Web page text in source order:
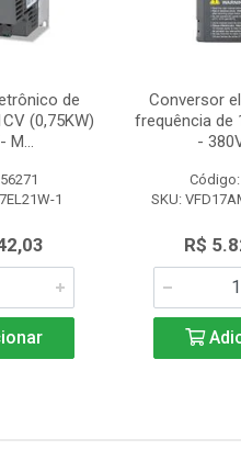
de
(0,75KW)
M...
1
Conversor
frequência de
-
SKU:
R$